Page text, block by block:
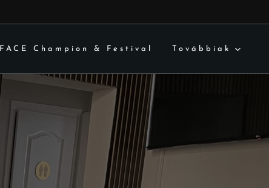
FACE Champion & Festival Továbbiak